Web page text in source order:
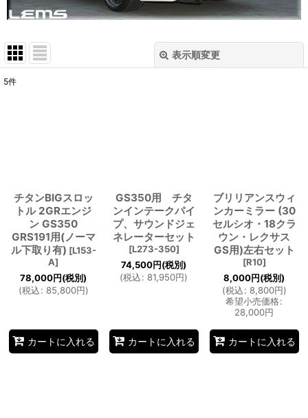
表示順変更
5件
チタンBIGスロッ
トル 2GRエンジ
ン GS350
GRS191用(ノーマ
ル下取り有) [L153-
A]
78,000円(税別)
(税込: 85,800円)
カートに入れる
GS350用 チタ
ンインテークパイ
プ、サウンドジェ
ネレーターセット
[L273-350]
74,500円(税別)
(税込: 81,950円)
カートに入れる
ブリリアンスウィ
ンカーミラー (30
セルシオ・18クラ
ウン・レクサス
GS用)左右セット
[R10]
8,000円(税別)
(税込: 8,800円)
希望小売価格:
28,000円
カートに入れる